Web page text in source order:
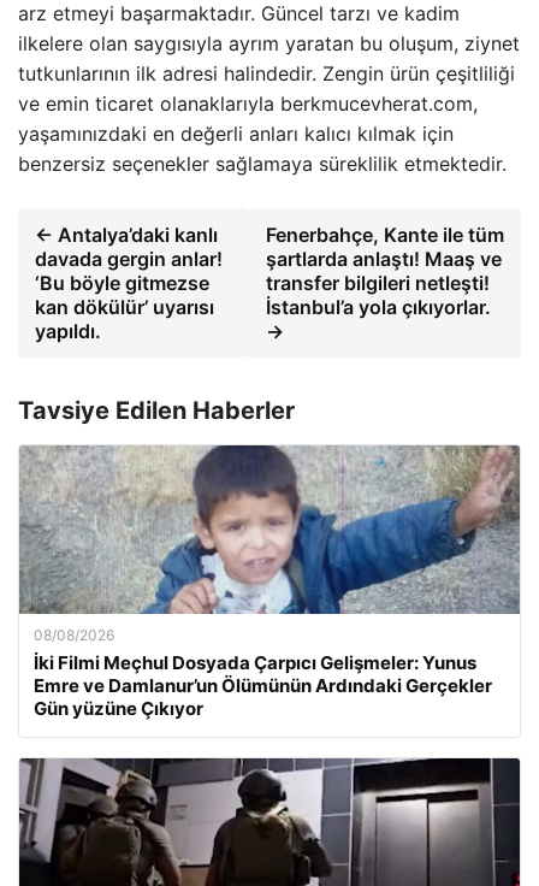
arz etmeyi başarmaktadır. Güncel tarzı ve kadim
ilkelere olan saygısıyla ayrım yaratan bu oluşum, ziynet
tutkunlarının ilk adresi halindedir. Zengin ürün çeşitliliği
ve emin ticaret olanaklarıyla berkmucevherat.com,
yaşamınızdaki en değerli anları kalıcı kılmak için
benzersiz seçenekler sağlamaya süreklilik etmektedir.
← Antalya’daki kanlı
davada gergin anlar!
‘Bu böyle gitmezse
kan dökülür’ uyarısı
yapıldı.
Fenerbahçe, Kante ile tüm
şartlarda anlaştı! Maaş ve
transfer bilgileri netleşti!
İstanbul’a yola çıkıyorlar.
→
Tavsiye Edilen Haberler
08/08/2026
İki Filmi Meçhul Dosyada Çarpıcı Gelişmeler: Yunus
Emre ve Damlanur’un Ölümünün Ardındaki Gerçekler
Gün yüzüne Çıkıyor